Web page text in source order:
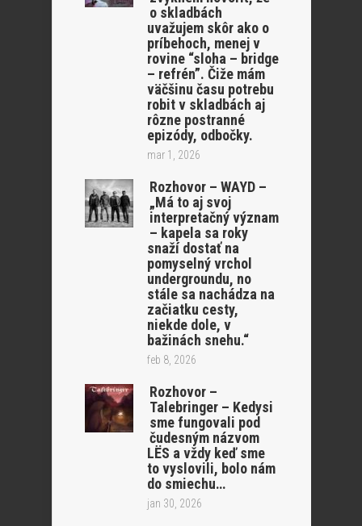
o skladbách
uvažujem skôr ako o
príbehoch, menej v
rovine “sloha – bridge
– refrén”. Čiže mám
väčšinu času potrebu
robit v skladbách aj
rôzne postranné
epizódy, odbočky.
mar 1, 2026
Rozhovor – WAYD –
„Má to aj svoj
interpretačný význam
– kapela sa roky
snaží dostať na
pomyselný vrchol
undergroundu, no
stále sa nachádza na
začiatku cesty,
niekde dole, v
bažinách snehu.“
feb 8, 2026
Rozhovor –
Talebringer – Kedysi
sme fungovali pod
čudesným názvom
LËS a vždy keď sme
to vyslovili, bolo nám
do smiechu…
jan 30, 2026